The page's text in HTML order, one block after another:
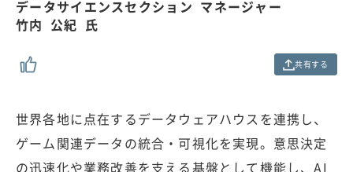
データサイエンスセクション マネージャー
竹内 公紀 氏
共有する
世界各地に点在するデータウェアハウスを連携し、
ゲーム関連データの統合・可視化を実現。意思決定
の迅速化や業務改善を支える基盤として機能し、AI